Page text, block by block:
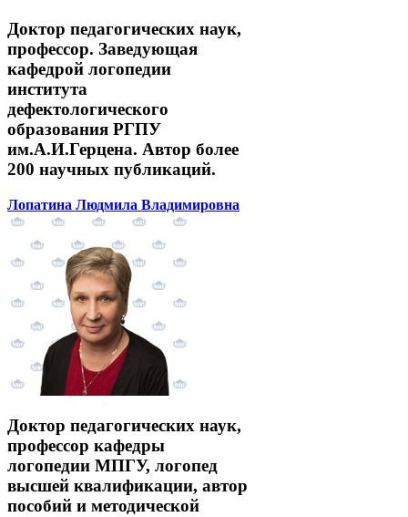
Доктор педагогических наук,
профессор. Заведующая
кафедрой логопедии
института
дефектологического
образования РГПУ
им.А.И.Герцена. Автор более
200 научных публикаций.
Лопатина Людмила Владимировна
Доктор педагогических наук,
профессор кафедры
логопедии МПГУ, логопед
высшей квалификации, автор
пособий и методической